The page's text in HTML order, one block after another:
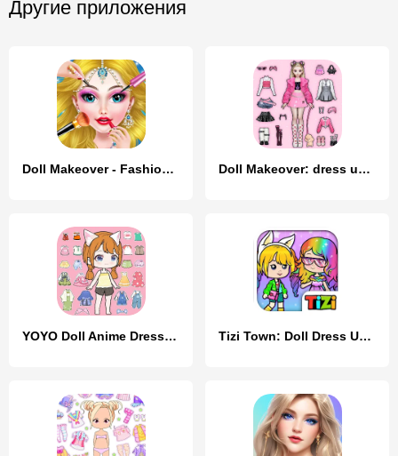
Другие приложения
Doll Makeover - Fashion Queen Doll Makeover: dress up games
YOYO Doll Anime Dress Up Game Tizi Town: Doll Dress Up Games